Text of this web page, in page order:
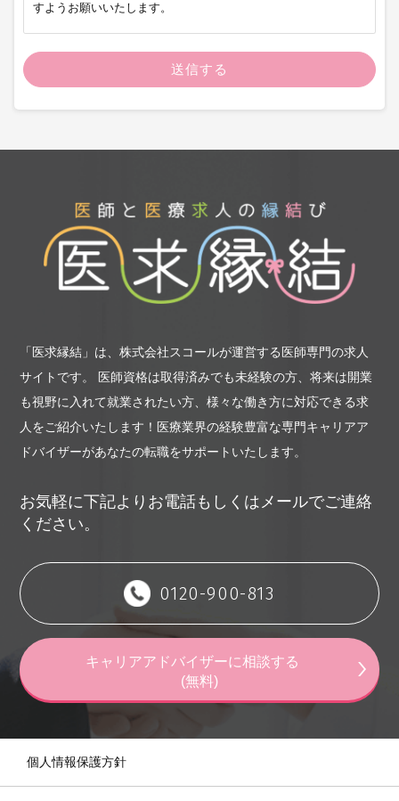
すようお願いいたします。
第1条（申込み方法）
当社の転職支援サービスのお申込みは、当社の転職支援サイト
または当社が指定した方法で行っていただきます。過去に当社
が提供するサービスの利用規約に違反する行為があった方に
転職支援サービスの提供を開始した方（以下「利用者」とい
う）に、以下のサービスの中から適切なサービスを当社の判断
で提供するものとします。
（1）利用者から受領したお申込み内容と、当社に人材の紹介を
委託した企業（以下「求人企業」という）から受領する求人条
する利用者に対する求人応募勧誘
（3）応募手続きの代行
（4）電話や面談による転職相談の実施
（5）担当キャリアアドバイザーによる転職活動支援
（6）その他利用者の転職に有益と当社が判断する一切のサービ
ス
第3条（転職支援サービス提供の期間）
転職支援サービスは、利用者に転職活動継続の意思があり、か
限りにおいて継続して提供しますが、このうち、前項に定める
サービスのうち、（4）（5）については原則として、当社への
登録から1年間を上限に提供します。なお、サービス提供機関内
に転職支援サービスを通じて利用者が求人企業に入社した場
合、入社日をもって当該利用者への転職支援サービスの提供を
終了いたします。利用者から転職支援サービス提供の終了のお
申し出を受けた場合についても合理的な範囲内ですみやかに終
了させていただきます。
当社は、事業運営上やむを得ない場合は、利用者に何ら通知す
ることなく転職支援サービスの全部もしくは一部を変更し、ま
「医求縁結」は、株式会社スコールが運営する医師専門の求人
サイトです。
医師資格は取得済みでも未経験の方、将来は開業
も視野に入れて就業されたい方、様々な働き方に対応できる求
人をご紹介いたします！ 医療業界の経験豊富な専門キャリアア
ドバイザーがあなたの転職をサポートいたします。
お気軽に下記よりお電話もしくはメールでご連絡
ください。
0120-900-813
キャリアアドバイザーに相談する
(無料)
個人情報保護方針